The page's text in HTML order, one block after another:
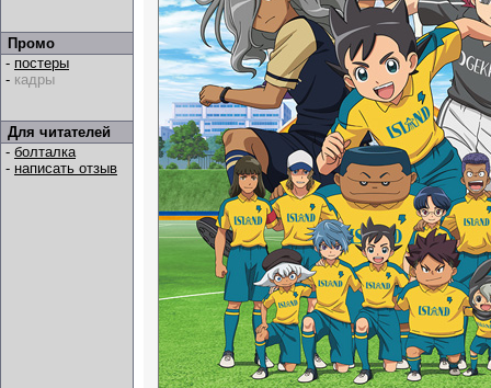
Промо
- постеры
- кадры
Для читателей
- болталка
- написать отзыв